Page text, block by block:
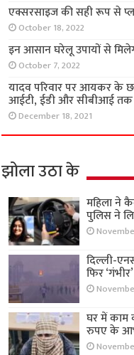
एक्सरसाइज की सही रूप से
October 18, 2022
इन आसान घरेलू उपायों से
October 7, 2022
यादव परिवार पर आयकर के
आईटी, ईडी और सीबीआई तक
December 18, 2021
झोला उठा के
महिला ने
पुलिस ने
दिल्ली-
फिर
घर में काम
रुपए के